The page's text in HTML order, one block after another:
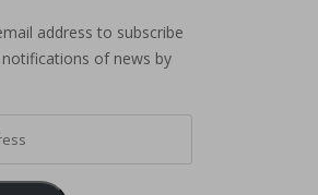
address to subscribe
notifications of news by